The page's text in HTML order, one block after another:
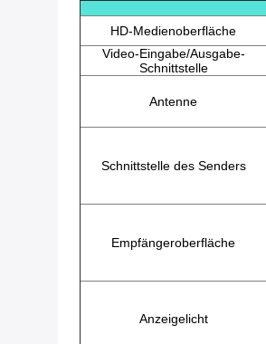
HD-Medienoberfläche
Video-Eingabe/Ausgabe-
Schnittstelle
Antenne
Schnittstelle des Senders
Empfängeroberfläche
Anzeigelicht